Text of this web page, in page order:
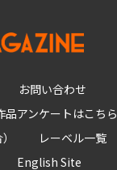
お問い合わせ
品アンケートはこちら
レーベル一覧
English Site